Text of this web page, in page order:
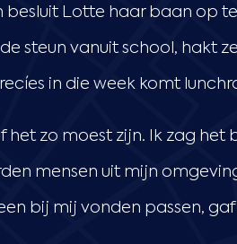
besluit Lotte haar baan op
steun vanuit school, hakt
in die week komt
het zo moest zijn. Ik zag
mensen uit mijn
bij mij vonden passen, gaf